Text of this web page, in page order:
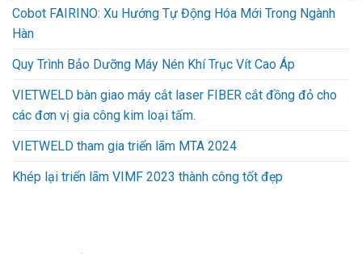
Cobot FAIRINO: Xu Hướng Tự Động Hóa Mới Trong Ngành
Hàn
Quy Trình Bảo Dưỡng Máy Nén Khí Trục Vít Cao Áp
VIETWELD bàn giao máy cắt laser FIBER cắt đồng đỏ cho
các đơn vị gia công kim loại tấm.
VIETWELD tham gia triển lãm MTA 2024
Khép lại triển lãm VIMF 2023 thành công tốt đẹp